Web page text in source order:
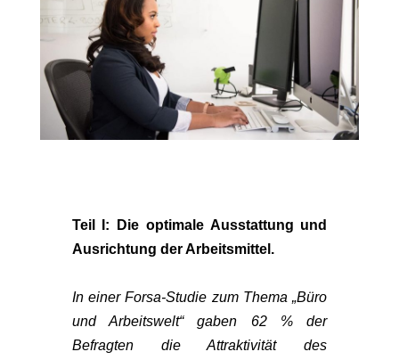
Teil I: Die optimale Ausstattung und
Ausrichtung der Arbeitsmittel.
In einer Forsa-Studie zum Thema „Büro
und Arbeitswelt“ gaben 62 % der
Befragten die Attraktivität des